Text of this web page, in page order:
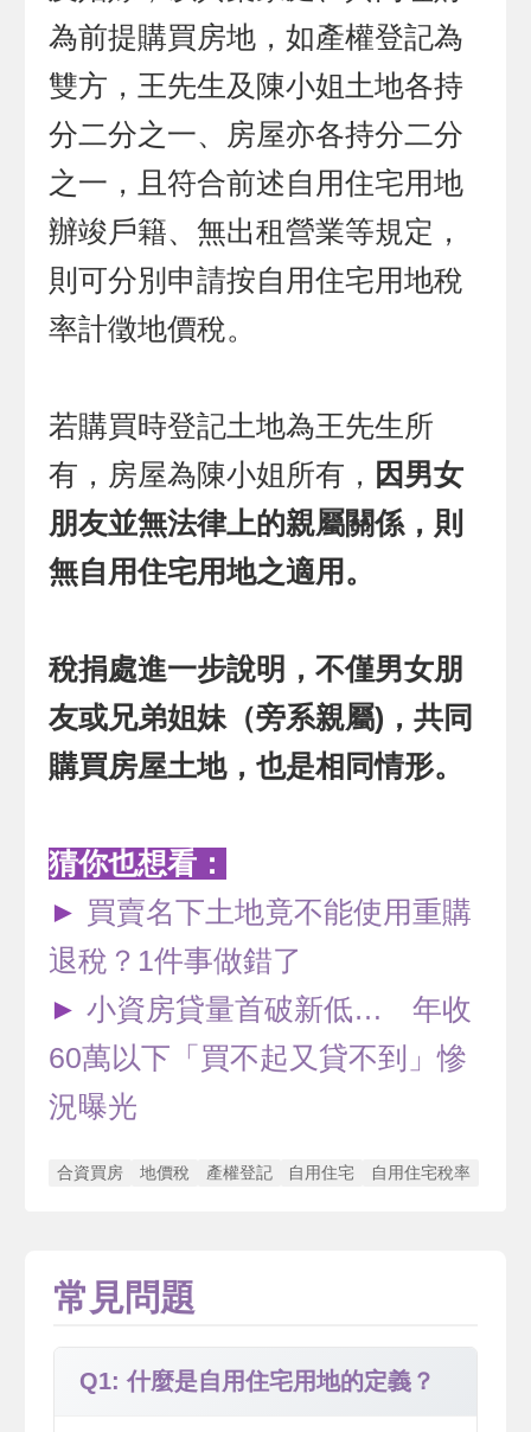
為前提購買房地，如產權登記為
雙方，王先生及陳小姐土地各持
分二分之一、房屋亦各持分二分
之一，且符合前述自用住宅用地
辦竣戶籍、無出租營業等規定，
則可分別申請按自用住宅用地稅
率計徵地價稅。
若購買時登記土地為王先生所
有，房屋為陳小姐所有， 因男女
朋友並無法律上的親屬關係，則
無自用住宅用地之適用。
稅捐處進一步說明，不僅男女朋
友或兄弟姐妹（旁系親屬)，共同
購買房屋土地，也是相同情形。
猜你也想看：
► 買賣名下土地竟不能使用重購
退稅？1件事做錯了
►小資房貸量首破新低… 年收
60萬以下「買不起又貸不到」慘
況曝光
合資買房 地價稅 產權登記 自用住宅 自用住宅稅率
常見問題
Q1: 什麼是自用住宅用地的定義？